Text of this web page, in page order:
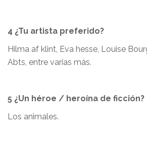
4 ¿Tu artista preferido?
Hilma af klint, Eva hesse, Louise
Abts, entre varias más.
5 ¿Un héroe / heroína de ficción?
Los animales.